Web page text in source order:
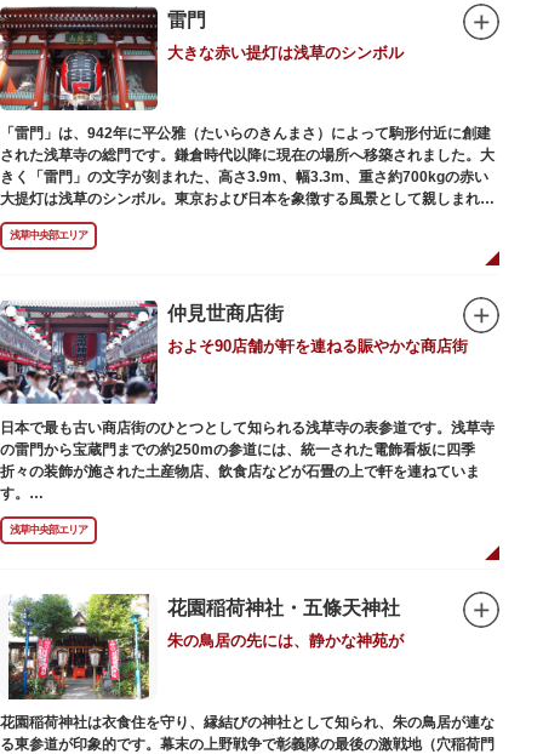
清水観音堂の舞台前に復元された「月の松」は、浮世絵師歌川広重の「名所
江戸百景」にも描かれていることで有名。丸い形の松から不忍池辯天堂を見
下ろす風流な景観は、絶好のフォトスポットとなっています。
東叡山（とうえいざん）という山号は、東の「比叡山延暦寺」を意味してお
り、比叡山や京都の有名寺院になぞらえて上野の山に数多くの堂舎が建立さ
れました。本尊は薬師瑠璃光如来（やくしるりこうにょらい）で、伝教大師
最澄が自ら彫ったと伝えられる秘仏です。徳川歴代将軍の祈祷寺と菩提寺を
兼ね、御霊廟には6名の将軍が埋葬されています。
雷門
大きな赤い提灯は浅草のシンボル
「雷門」は、942年に平公雅（たいらのきんまさ）によって駒形付近に創建
された浅草寺の総門です。鎌倉時代以降に現在の場所へ移築されました。大
きく「雷門」の文字が刻まれた、高さ3.9m、幅3.3m、重さ約700kgの赤い
大提灯は浅草のシンボル。東京および日本を象徴する風景として親しまれ、
フォトスポットとしても国内外の観光客を魅了し続けています。
提灯の底部に施された見事な龍の彫刻や、門の北側（風神雷神の背後）に安
置されている浅草寺の護法善神「天龍像」と「金龍像」も見どころ。正式名
ます。日没から23時頃までは雷門や浅草寺がライトアップされ、昼間とは違
った荘厳な雰囲気に包まれます。
何度も焼失と再建を繰り返し、現在の雷門は1960年に松下電器産業（現パナ
ソニック）の松下幸之助氏の寄進により再建されたものです。
浅草中央部エリア
仲見世商店街
およそ90店舗が軒を連ねる賑やかな商店街
日本で最も古い商店街のひとつとして知られる浅草寺の表参道です。浅草寺
の雷門から宝蔵門までの約250mの参道には、統一された電飾看板に四季
折々の装飾が施された土産物店、飲食店などが石畳の上で軒を連ねていま
す。
人形焼や手焼きせんべいをはじめ、団子や揚げまんじゅう、雷おこしなどの
銘菓、和傘や扇子など伝統工芸品も並び、歩いているだけで浅草らしさを感
じる場所です。江戸文化を感じる粋な商品の数々は、海外からの観光客にも
ての味を堪能できるのも魅力。下町っ子の威勢の良い売り声が飛び交うな
か、お気に入りのお土産探しをお楽しみください。
浅草中央部エリア
花園稲荷神社・五條天神社
朱の鳥居の先には、静かな神苑が
花園稲荷神社は衣食住を守り、縁結びの神社として知られ、朱の鳥居が連な
る東参道が印象的です。幕末の上野戦争で彰義隊の最後の激戦地（穴稲荷門